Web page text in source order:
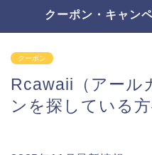
クーポン・キャン
クーポン
Rcawaii（アール
ンを探している